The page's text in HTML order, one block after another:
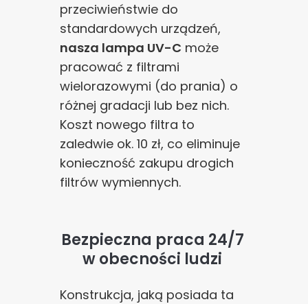
przeciwieństwie do
standardowych urządzeń,
nasza lampa UV-C może
pracować z filtrami
wielorazowymi (do prania) o
różnej gradacji lub bez nich.
Koszt nowego filtra to
zaledwie ok. 10 zł, co eliminuje
konieczność zakupu drogich
filtrów wymiennych.
Bezpieczna praca 24/7
w obecności ludzi
Konstrukcja, jaką posiada ta